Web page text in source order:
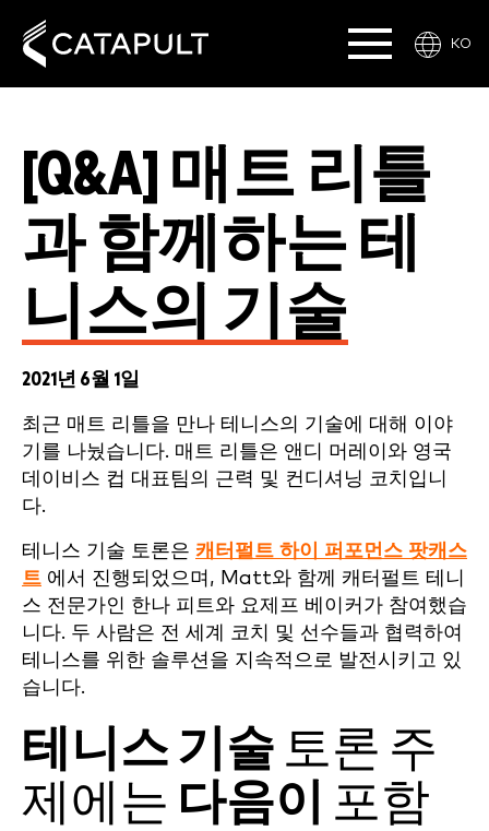
KO
[Q&A] 매트 리틀
과 함께하는 테
니스의 기술
2021년 6월 1일
최근 매트 리틀을 만나 테니스의 기술에 대해 이야
기를 나눴습니다. 매트 리틀은 앤디 머레이와 영국
데이비스 컵 대표팀의 근력 및 컨디셔닝 코치입니
다.
테니스 기술 토론은 캐터펄트 하이 퍼포먼스 팟캐스
트 에서 진행되었으며, Matt와 함께 캐터펄트 테니
스 전문가인 한나 피트와 요제프 베이커가 참여했습
니다. 두 사람은 전 세계 코치 및 선수들과 협력하여
테니스를 위한 솔루션을 지속적으로 발전시키고 있
습니다.
테니스 기술 토론 주
제에는 다음이
포함